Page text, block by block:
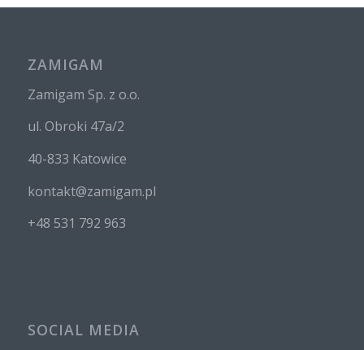
ZAMIGAM
Zamigam Sp. z o.o.
ul. Obroki 47a/2
40-833 Katowice
kontakt@zamigam.pl
+48 531 792 963
SOCIAL MEDIA